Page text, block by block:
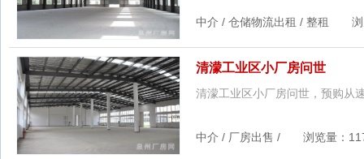
中介 / 仓储物流出租 / 整租
清濛工业区小厂房问世
清濛工业区小厂房问世，预购从
中介 / 厂房出售 / 浏览量：